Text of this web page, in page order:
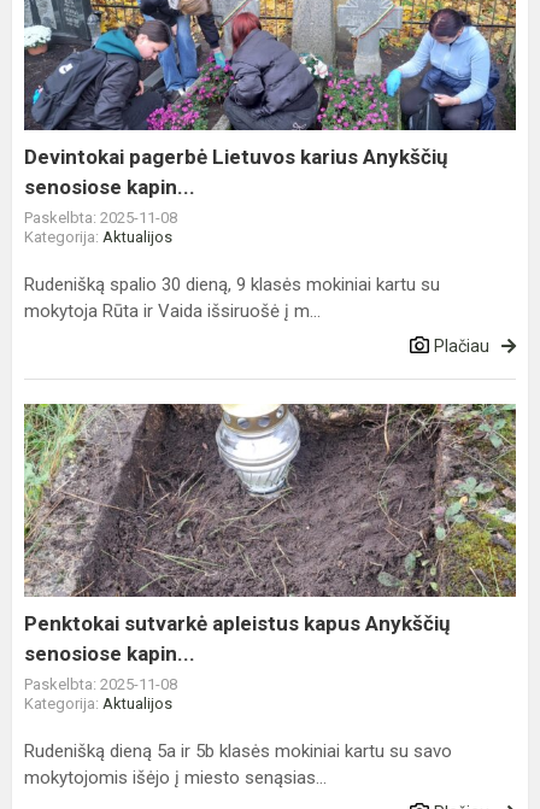
Lietuvos
karius
Anykščių
senosiose
kapin...
Devintokai pagerbė Lietuvos karius Anykščių
senosiose kapin...
Paskelbta: 2025-11-08
Kategorija: Aktualijos
Rudenišką spalio 30 dieną, 9 klasės mokiniai kartu su
mokytoja Rūta ir Vaida išsiruošė į m...
Plačiau
Penktokai
sutvarkė
apleistus
kapus
Anykščių
senosiose
kapin...
Penktokai sutvarkė apleistus kapus Anykščių
senosiose kapin...
Paskelbta: 2025-11-08
Kategorija: Aktualijos
Rudenišką dieną 5a ir 5b klasės mokiniai kartu su savo
mokytojomis išėjo į miesto senąsias...